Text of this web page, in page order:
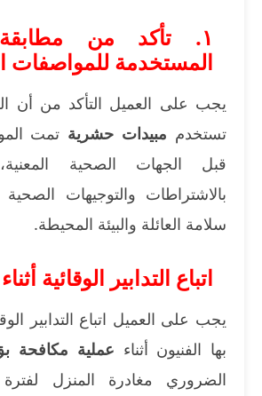
١. تأكد من مطابقة
المستخدمة للمواصفات
يجب على العميل التأكد من أن
تستخدم مبيدات حشرية تمت
قبل الجهات الصحية
بالاشتراطات والتوجيهات
سلامة العائلة والبيئة المحيطة.
اتباع التدابير الوقائية
يجب على العميل اتباع التدابير
بها الفنيون أثناء عملية مكافحة
الضروري مغادرة المنزل